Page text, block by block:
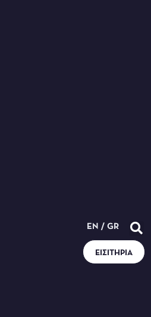
EN / GR
ΕΙΣΙΤΉΡΙΑ